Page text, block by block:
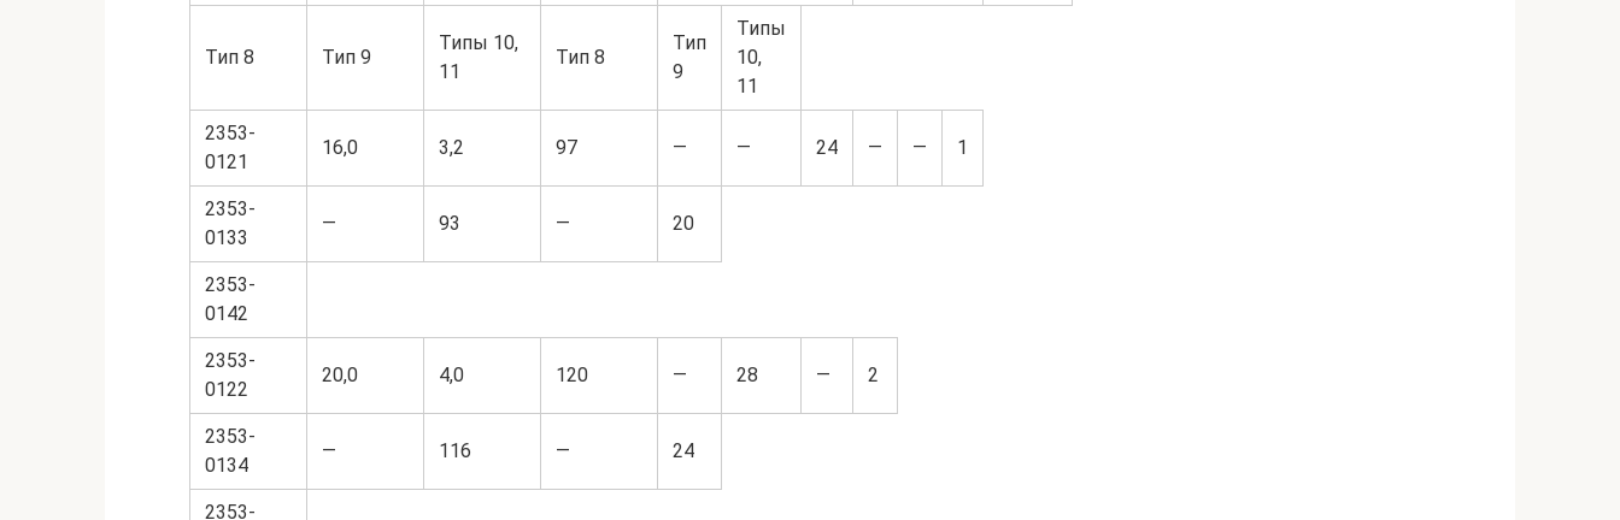
Тип 8 Тип 9
Типы 10,
11
Тип 8
Тип
9
Типы
10,
11
2353-
0121
16,0 3,2 97 — — 24 — — 1
2353-
0133
— 93 — 20
2353-
0142
2353-
0122
20,0 4,0 120 — 28 — 2
2353-
0134
— 116 — 24
2353-